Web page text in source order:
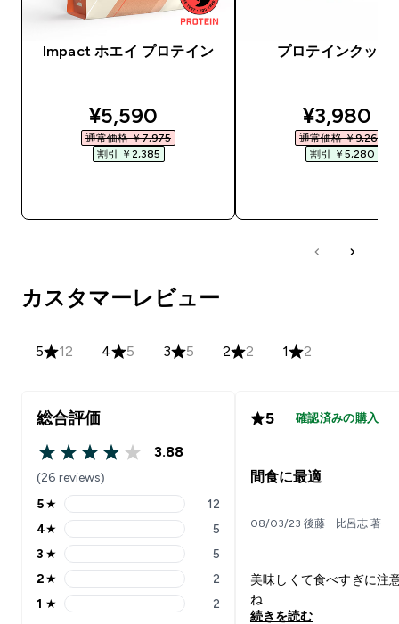
Impact ホエイ プロテイン
discounted price
¥5,590‎
通常価格 ￥7,975‎
割引 ￥2,385‎
プロテインクッキ
¥3,980‎
通常価格 ￥9,260‎
割引 ￥5,280‎
カスタマーレビュー
5 12 4 5 3 5 2 2 1 2
総合評価
3.88 out of 5 stars
3.88
(26 reviews)
5 stars rating 12 reviews
5★ 12
4 stars rating 5 reviews
4★ 5
3 stars rating 5 reviews
3 ★ 5
2 stars rating 2 reviews
2★ 2
1 stars rating 2 reviews
1 ★ 2
5 確認済みの購入
間食に最適
08/03/23 後藤 比呂志 著
美味しくて食べすぎに注
ね
続きを読む